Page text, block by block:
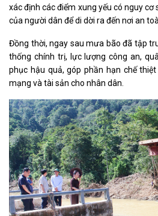
xác định các điểm xung yếu có nguy
của người dân để di dời ra đến nơi an
Đồng thời, ngay sau mưa bão đã tập
thống chính trị, lực lượng công an,
phục hậu quả, góp phần hạn chế
mạng và tài sản cho nhân dân.